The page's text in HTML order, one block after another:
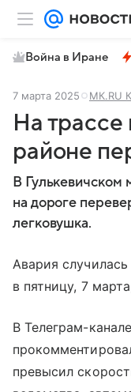
Война в Иране
7 марта 2025 МК.RU
На трассе
районе
В Гулькевичском
на дороге
легковушка.
Авария
в пятницу, 7
В Телеграм-
превысил